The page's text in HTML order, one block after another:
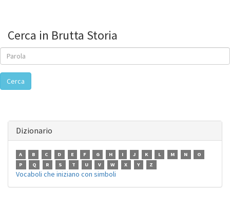
Cerca in Brutta Storia
Cerca
Dizionario
A B C D E F G H I J K L M N
O
P
Q R S T U V W X Y Z
Vocaboli che iniziano con simboli